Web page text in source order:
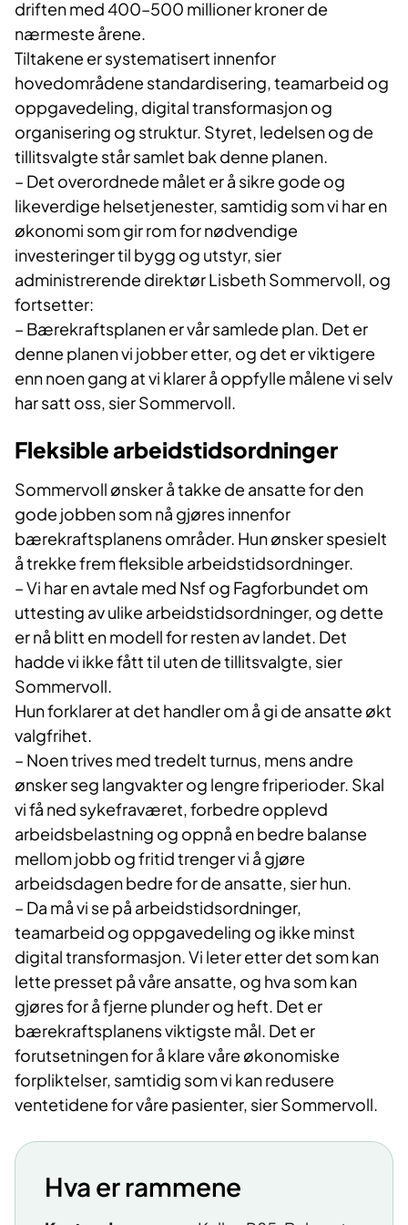
driften med 400–500 millioner kroner de
nærmeste årene.
Tiltakene er systematisert innenfor
hovedområdene standardisering, teamarbeid og
oppgavedeling, digital transformasjon og
organisering og struktur. Styret, ledelsen og de
tillitsvalgte står samlet bak denne planen.
– Det overordnede målet er å sikre gode og
likeverdige helsetjenester, samtidig som vi har en
økonomi som gir rom for nødvendige
investeringer til bygg og utstyr, sier
administrerende direktør Lisbeth Sommervoll, og
fortsetter:
– Bærekraftsplanen er vår samlede plan. Det er
denne planen vi jobber etter, og det er viktigere
enn noen gang at vi klarer å oppfylle målene vi selv
har satt oss, sier Sommervoll.
Fleksible arbeidstidsordninger
Sommervoll ønsker å takke de ansatte for den
gode jobben som nå gjøres innenfor
bærekraftsplanens områder. Hun ønsker spesielt
å trekke frem fleksible arbeidstidsordninger.
– Vi har en avtale med Nsf og Fagforbundet om
uttesting av ulike arbeidstidsordninger, og dette
er nå blitt en modell for resten av landet. Det
hadde vi ikke fått til uten de tillitsvalgte, sier
Sommervoll.
Hun forklarer at det handler om å gi de ansatte økt
valgfrihet.
– Noen trives med tredelt turnus, mens andre
ønsker seg langvakter og lengre friperioder. Skal
vi få ned sykefraværet, forbedre opplevd
arbeidsbelastning og oppnå en bedre balanse
mellom jobb og fritid trenger vi å gjøre
arbeidsdagen bedre for de ansatte, sier hun.
– Da må vi se på arbeidstidsordninger,
teamarbeid og oppgavedeling og ikke minst
digital transformasjon. Vi leter etter det som kan
lette presset på våre ansatte, og hva som kan
gjøres for å fjerne plunder og heft. Det er
bærekraftsplanens viktigste mål. Det er
forutsetningen for å klare våre økonomiske
forpliktelser, samtidig som vi kan redusere
ventetidene for våre pasienter, sier Sommervoll.
Hva er rammene